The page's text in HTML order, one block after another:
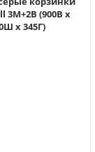
3М+2В (900В х
х 345Г)